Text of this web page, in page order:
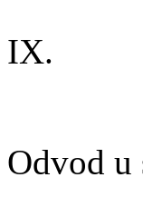
IX.
Odvod u